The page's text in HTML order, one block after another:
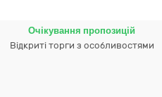
Очікування пропозицій
Відкриті торги з особливостями